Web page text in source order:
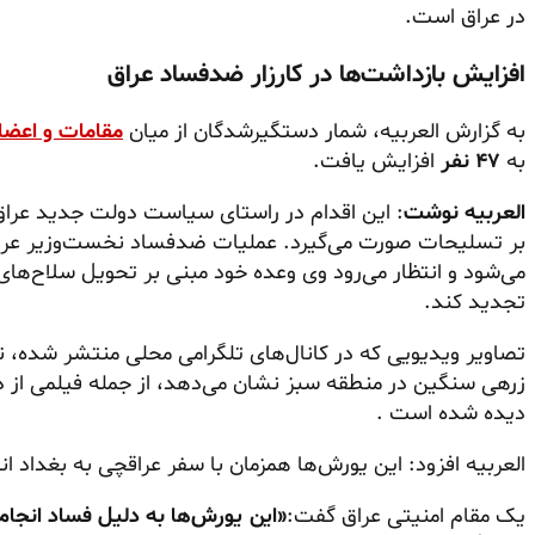
در عراق است.
افزایش بازداشت‌ها در کارزار ضدفساد عراق
به گزارش العربیه، شمار دستگیرشدگان از میان مقامات و
به ۴۷ نفر
افزایش یافت.
العربیه نوشت: این اقدام در راستای سیاست دولت جدید
بر تسلیحات صورت می‌گیرد. عملیات ضدفساد نخست‌وزیر
می‌شود و انتظار می‌رود وی وعده خود مبنی بر تحویل
تجدید کند.
تصاویر ویدیویی که در کانال‌های تلگرامی محلی منتشر
زرهی سنگین در منطقه سبز نشان می‌دهد، از جمله فیلمی
دیده شده است .
العربیه افزود: این یورش‌ها همزمان با سفر عراقچی به بغداد
یک مقام امنیتی عراق گفت:«این یورش‌ها به دلیل فساد